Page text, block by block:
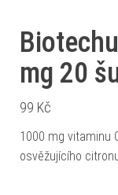
mg 20
99 Kč
1000 mg vitaminu
osvěžujícího